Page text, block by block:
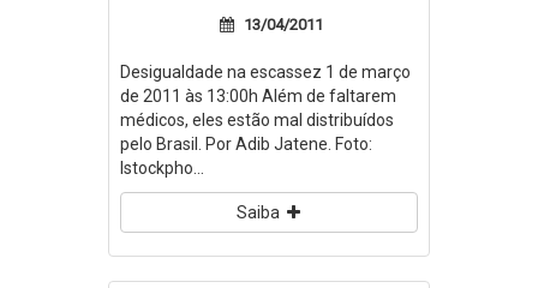
13/04/2011
Desigualdade na escassez 1 de março
de 2011 às 13:00h Além de faltarem
médicos, eles estão mal distribuídos
pelo Brasil. Por Adib Jatene. Foto:
Istockpho...
Saiba